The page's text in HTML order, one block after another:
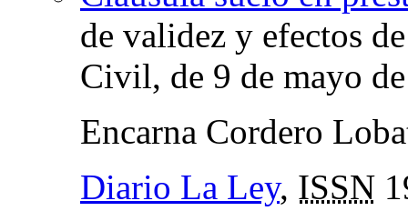
de validez y efectos
Civil, de 9 de mayo
Encarna Cordero
Diario La Ley, ISSN